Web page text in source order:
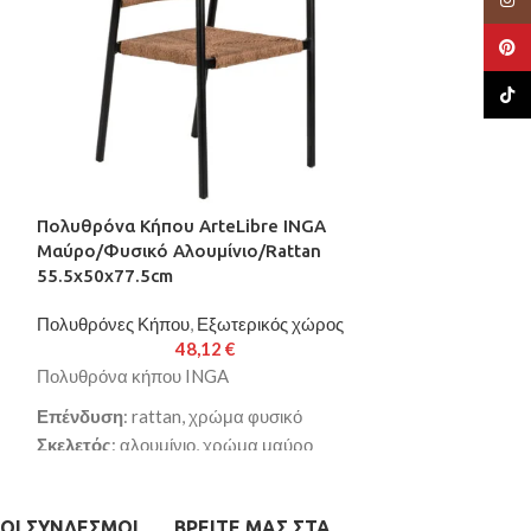
Πολυθρόνα Κήπου ArteLibre INGA
Μαύρο/Φυσικό Αλουμίνιο/Rattan
55.5x50x77.5cm
Πολυθρόνες Κήπου, Εξωτερικός χώρος
48,12 €
Πολυθρόνα κήπου INGA
Επένδυση: rattan, χρώμα φυσικό
Σκελετός: αλουμίνιο, χρώμα μαύρο